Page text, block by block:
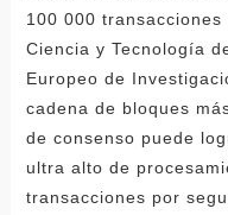
100 000
Ciencia y Tecnología
Europeo de
cadena de bloques
de consenso puede
ultra alto de
transacciones por